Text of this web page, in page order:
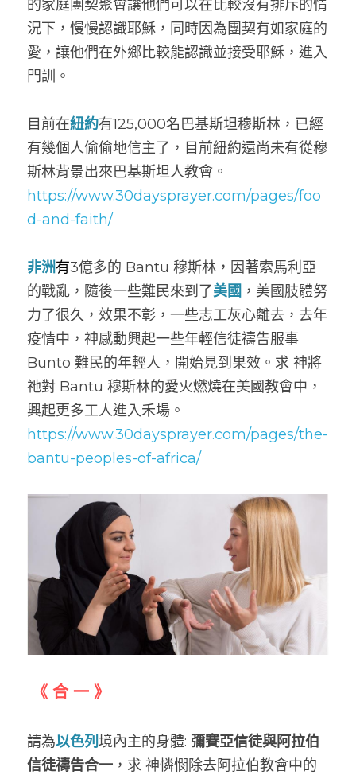
的家庭團契聚會讓他們可以在比較沒有排斥的情
況下，慢慢認識耶穌，同時因為團契有如家庭的
愛，讓他們在外鄉比較能認識並接受耶穌，進入
門訓。
目前在紐約有125,000名巴基斯坦穆斯林，已經
有幾個人偷偷地信主了，目前紐約還尚未有從穆
https://www.30daysprayer.com/pages/foo
d-and-faith/
非洲有3億多的 Bantu 穆斯林，因著索馬利亞
的戰亂，隨後一些難民來到了美國 ，美國肢體努
力了很久，效果不彰，一些志工灰心離去，去年
疫情中，神感動興起一些年輕信徒禱告服事
Bunto 難民的年輕人，開始見到果效。求 神將
祂對 Bantu 穆斯林的愛火燃燒在美國教會中，
https://www.30daysprayer.com/pages/the-
bantu-peoples-of-africa/
《 合 一 》
請為以色列 境內主的身體: 彌賽亞信徒與阿拉伯
信徒禱告合一 ，求 神憐憫除去阿拉伯教會中的